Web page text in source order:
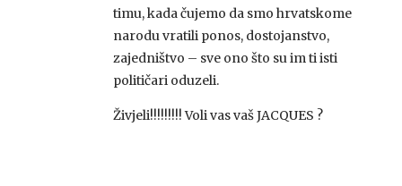
timu, kada čujemo da smo hrvatskome
narodu vratili ponos, dostojanstvo,
zajedništvo – sve ono što su im ti isti
političari oduzeli.
Živjeli!!!!!!!!! Voli vas vaš JACQUES ?